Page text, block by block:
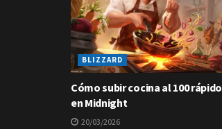
BLIZZARD
Cómo subir cocina al 100 rápido
en Midnight
20/03/2026